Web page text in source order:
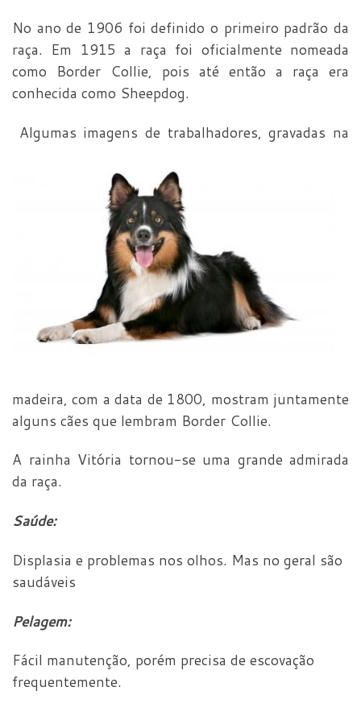
No ano de 1906 foi definido o primeiro padrão da
raça. Em 1915 a raça foi oficialmente nomeada
como Border Collie, pois até então a raça era
conhecida como Sheepdog.
Algumas imagens de trabalhadores, gravadas na
madeira, com a data de 1800, mostram juntamente
alguns cães que lembram Border Collie.
A rainha Vitória tornou-se uma grande admirada
da raça.
Saúde:
Displasia e problemas nos olhos. Mas no geral são
saudáveis
Pelagem:
Fácil manutenção, porém precisa de escovação
frequentemente.